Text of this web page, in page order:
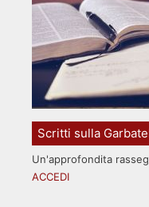
Scritti sulla
Un'approfondita
ACCEDI